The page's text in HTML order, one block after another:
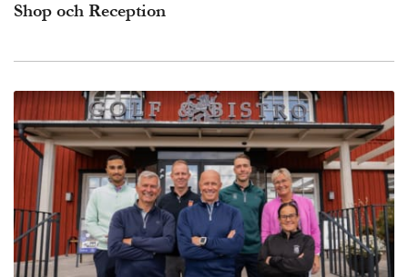
Shop och Reception